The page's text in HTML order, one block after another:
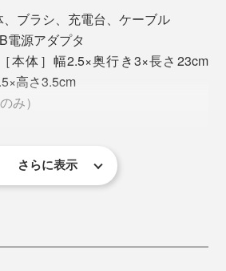
ます。
SOLADEY』と一般的な歯ブラシ
ング後、虫歯菌（S.ミュータンス
けて培養したところ、結果は、ご
る、LEDゲージつき
は歯健）を創業。研究を重ねて、
化チタン」の開発に成功。
チタンとソーラーパネルを内蔵し
』を発売し、以来、光触媒の
めながら、40年以上も販売を続け
触媒効果を、最大限に発揮するに
分を水で濡らしてからスイッチ
もOK、使う場合は少量で。
「リズム3」もわが家にお迎えしま
ラシを歯に当てて、リズミカルな
でいいのでラク！充電の残量が一
に良いところです。
ブラシ、充電台、ケーブル
電源アダプタ
本体］幅2.5×奥行き3×長さ23cm
高さ3.5cm
み）
かめさらに表示